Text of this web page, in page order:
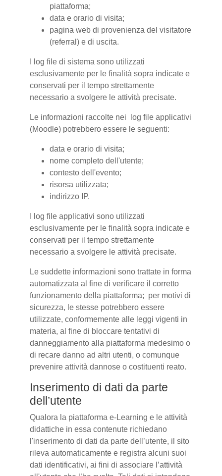
piattaforma;
data e orario di visita;
pagina web di provenienza del visitatore
(referral) e di uscita.
I log file di sistema sono utilizzati
esclusivamente per le finalità sopra indicate e
conservati per il tempo strettamente
necessario a svolgere le attività precisate.
Le informazioni raccolte nei log file applicativi
(Moodle) potrebbero essere le seguenti:
data e orario di visita;
nome completo dell'utente;
contesto dell'evento;
risorsa utilizzata;
indirizzo IP.
I log file applicativi sono utilizzati
esclusivamente per le finalità sopra indicate e
conservati per il tempo strettamente
necessario a svolgere le attività precisate.
Le suddette informazioni sono trattate in forma
automatizzata al fine di verificare il corretto
funzionamento della piattaforma; per motivi di
sicurezza, le stesse potrebbero essere
utilizzate, conformemente alle leggi vigenti in
materia, al fine di bloccare tentativi di
danneggiamento alla piattaforma medesimo o
di recare danno ad altri utenti, o comunque
prevenire attività dannose o costituenti reato.
Inserimento di dati da parte
dell’utente
Qualora la piattaforma e-Learning e le attività
didattiche in essa contenute richiedano
l'inserimento di dati da parte dell’utente, il sito
rileva automaticamente e registra alcuni suoi
dati identificativi, ai fini di associare l’attività